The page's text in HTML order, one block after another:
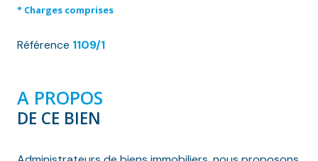
* Charges comprises
Référence 1109/1
A PROPOS
DE CE BIEN